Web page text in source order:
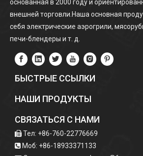
основанная в 2000 году и
внешней торговли.Наша основная
себя электрические аэрогрили,
печи-блендеры и т. д.
БЫСТРЫЕ ССЫЛКИ
НАШИ ПРОДУКТЫ
СВЯЗАТЬСЯ С НАМИ
 Тел: +86-760-22776669
 Моб: +86-18933371133